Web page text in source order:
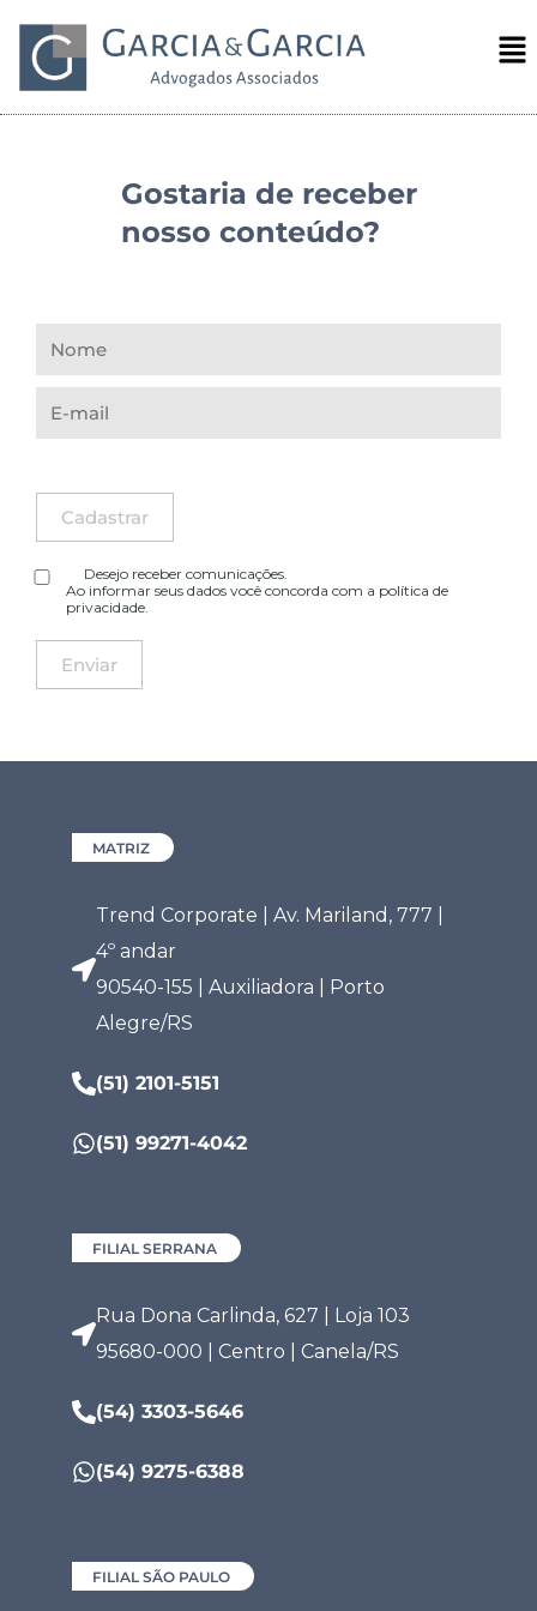
Gostaria de receber
nosso conteúdo?
Desejo receber comunicações.
Ao informar seus dados você concorda com a política de
privacidade.
MATRIZ
Trend Corporate | Av. Mariland, 777 |
4º andar
90540-155 | Auxiliadora | Porto
Alegre/RS
(51) 2101-5151
(51) 99271-4042
FILIAL SERRANA
Rua Dona Carlinda, 627 | Loja 103
95680-000 | Centro | Canela/RS
(54) 3303-5646
(54) 9275-6388
FILIAL SÃO PAULO